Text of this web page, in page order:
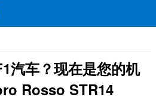
汽车？现在是您的机
Rosso STR14